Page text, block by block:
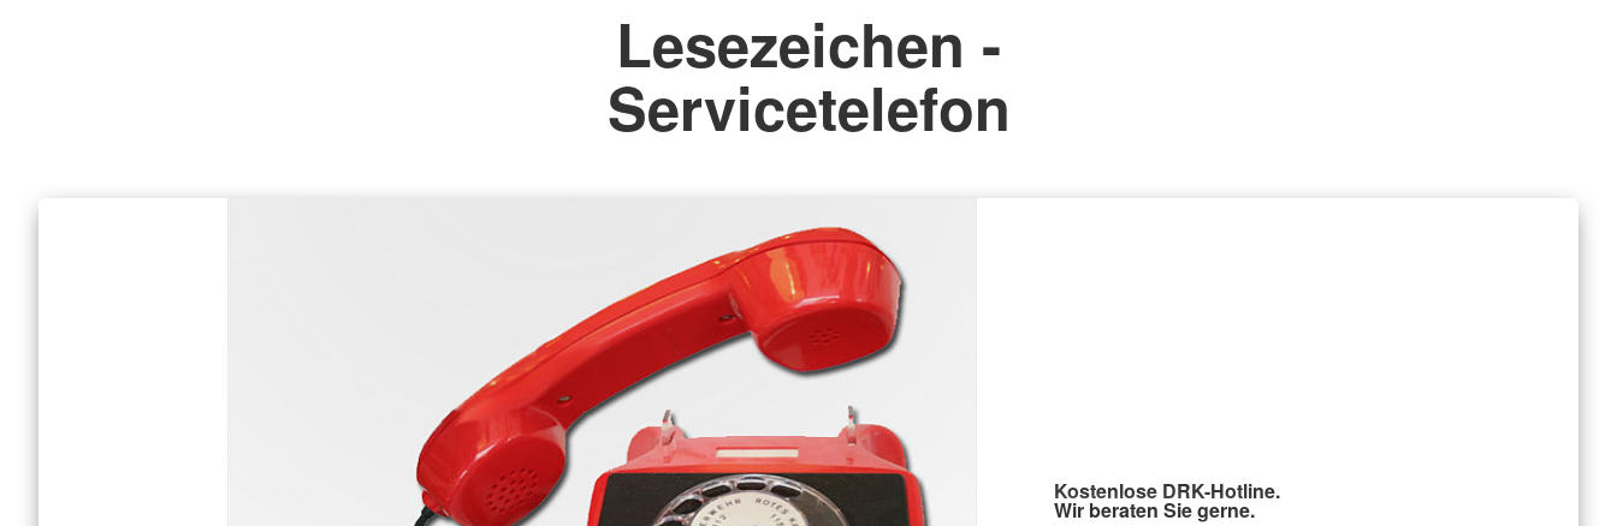
Lesezeichen -
Servicetelefon
Kostenlose DRK-Hotline.
Wir beraten Sie gerne.